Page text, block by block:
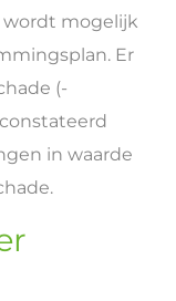
mogelijk
Er
(-
in waarde